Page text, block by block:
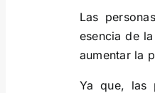
Las
esencia de
aumentar la
Ya que, las